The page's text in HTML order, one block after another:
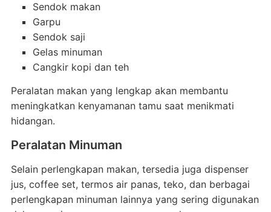
Sendok makan
Garpu
Sendok saji
Gelas minuman
Cangkir kopi dan teh
Peralatan makan yang lengkap akan membantu
meningkatkan kenyamanan tamu saat menikmati
hidangan.
Peralatan Minuman
Selain perlengkapan makan, tersedia juga dispenser
jus, coffee set, termos air panas, teko, dan berbagai
perlengkapan minuman lainnya yang sering digunakan